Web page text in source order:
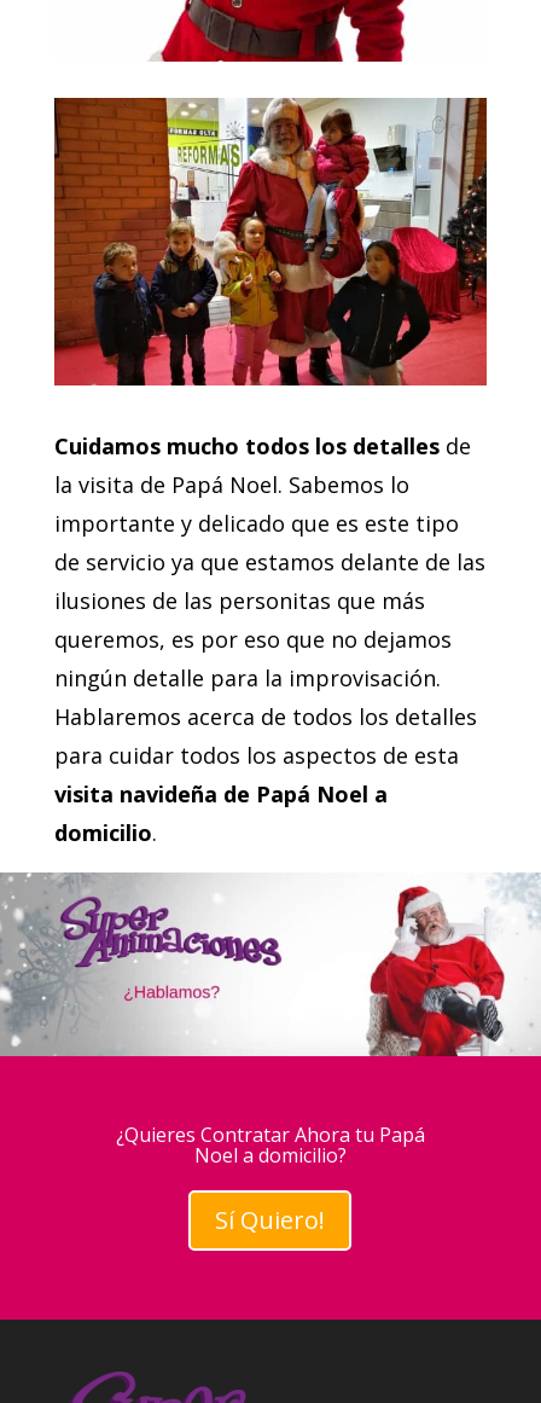
Cuidamos mucho todos los detallesde
la visita de Papá Noel. Sabemos lo
importante y delicado que es este tipo
de servicio ya que estamos delante de las
ilusiones de las personitas que más
queremos, es por eso que no dejamos
ningún detalle para la improvisación.
Hablaremos acerca de todos los detalles
para cuidar todos los aspectos de esta
visita navideña de Papá Noel a
domicilio.
¿Quieres Contratar Ahora tu Papá
Noel a domicilio?
Sí Quiero!